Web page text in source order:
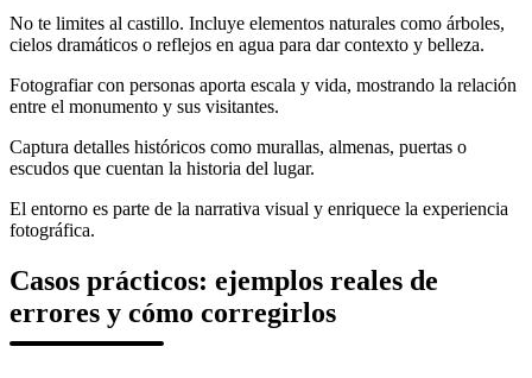
No te limites al castillo. Incluye elementos naturales como árboles,
cielos dramáticos o reflejos en agua para dar contexto y belleza.
Fotografiar con personas aporta escala y vida, mostrando la relación
entre el monumento y sus visitantes.
Captura detalles históricos como murallas, almenas, puertas o
escudos que cuentan la historia del lugar.
El entorno es parte de la narrativa visual y enriquece la experiencia
fotográfica.
Casos prácticos: ejemplos reales de
errores y cómo corregirlos